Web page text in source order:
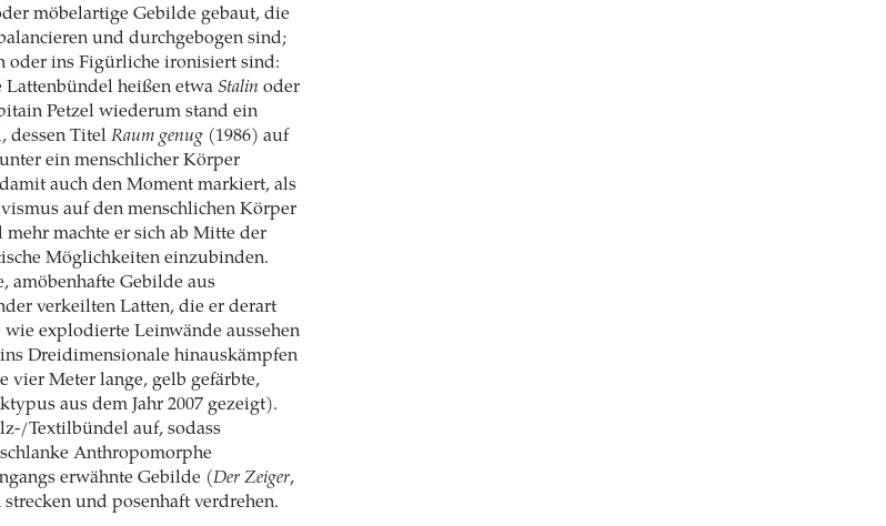
möbelartige Gebilde gebaut, die
und durchgebogen sind;
oder ins Figürliche ironisiert sind:
heißen etwa Stalin oder
Petzel wiederum stand ein
dessen Titel Raum genug(1986) auf
ein menschlicher Körper
auch den Moment markiert, als
auf den menschlichen Körper
machte er sich ab Mitte der
Möglichkeiten einzubinden.
amöbenhafte Gebilde aus
verkeilten Latten, die er derart
wie explodierte Leinwände aussehen
Dreidimensionale hinauskämpfen
vier Meter lange, gelb gefärbte,
aus dem Jahr 2007 gezeigt).
Textilbündel auf, sodass
Anthropomorphe
erwähnte Gebilde (Der Zeiger,
und posenhaft verdrehen.